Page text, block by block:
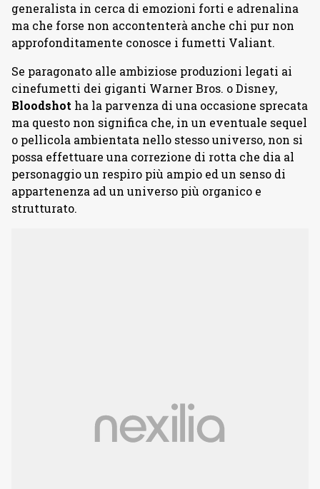
generalista in cerca di emozioni forti e adrenalina
ma che forse non accontenterà anche chi pur non
approfonditamente conosce i fumetti Valiant.
Se paragonato alle ambiziose produzioni legati ai
cinefumetti dei giganti Warner Bros. o Disney,
Bloodshot ha la parvenza di una occasione sprecata
ma questo non significa che, in un eventuale sequel
o pellicola ambientata nello stesso universo, non si
possa effettuare una correzione di rotta che dia al
personaggio un respiro più ampio ed un senso di
appartenenza ad un universo più organico e
strutturato.